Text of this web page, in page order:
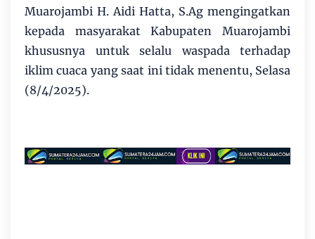
Muarojambi H. Aidi Hatta, S.Ag mengingatkan
kepada masyarakat Kabupaten Muarojambi
khususnya untuk selalu waspada terhadap
iklim cuaca yang saat ini tidak menentu, Selasa
(8/4/2025).